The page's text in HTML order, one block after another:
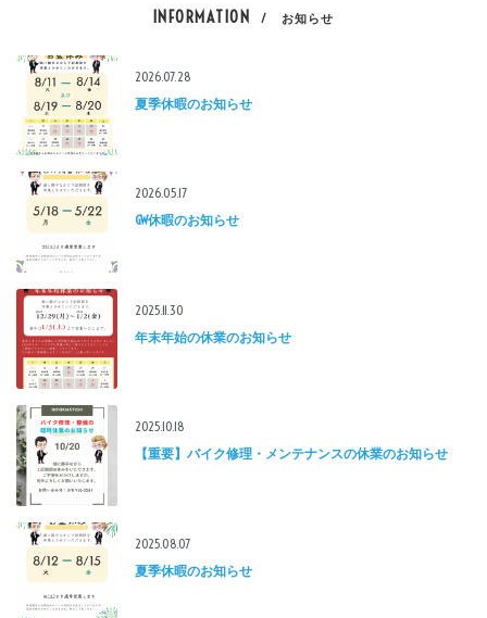
INFORMATION / お知らせ
2026.07.28
夏季休暇のお知らせ
2026.05.17
GW休暇のお知らせ
2025.11.30
年末年始の休業のお知らせ
2025.10.18
【重要】バイク修理・メンテナンスの休業のお知らせ
2025.08.07
夏季休暇のお知らせ